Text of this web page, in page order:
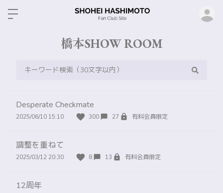
橋本SHOW ROOM
Desperate Checkmate
2025/06/10 15:10 300 27 有料会員限定
調整を重ねて
2025/03/12 20:30 8 13 有料会員限定
12周年